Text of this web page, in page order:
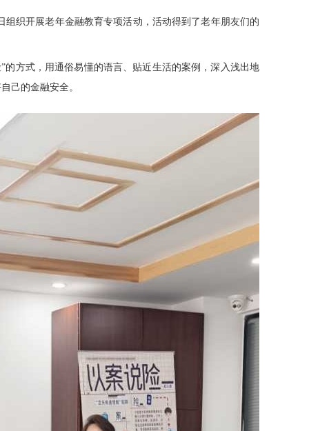
织开展老年金融教育专项活动，活动得到了老年朋友们的
方式，用通俗易懂的语言、贴近生活的案例，深入浅出地
己的金融安全。